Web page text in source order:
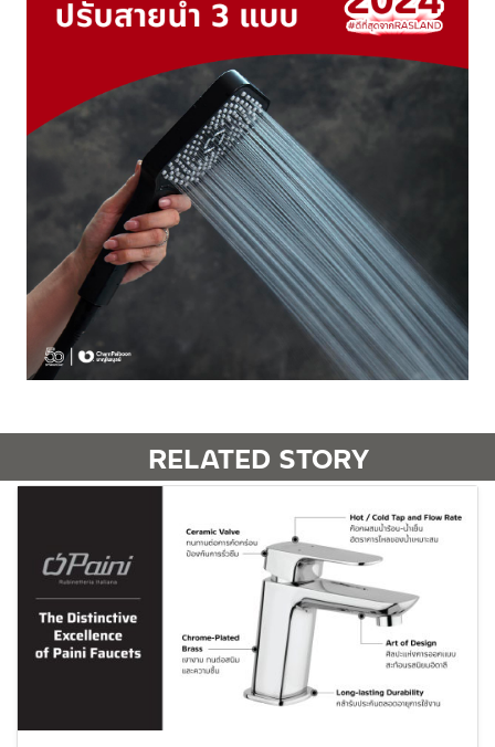
RELATED STORY